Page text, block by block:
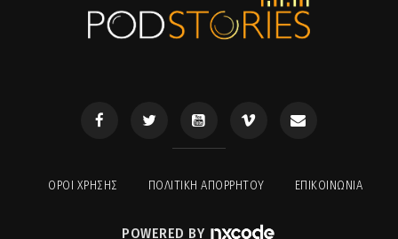
ΟΡΟΙ ΧΡΉΣΗΣ ΠΟΛΙΤΙΚΉ ΑΠΟΡΡΉΤΟΥ ΕΠΙΚΟΙΝΩΝΊΑ
POWERED BY